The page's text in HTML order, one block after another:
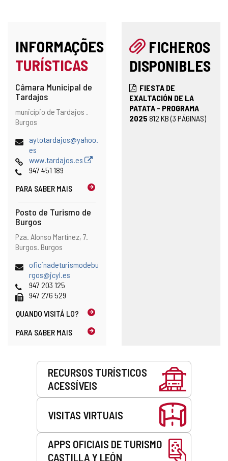
INFORMAÇÕES
TURÍSTICAS
Câmara Municipal de
Tardajos
Endereço
Endereço
postal
município de Tardajos .
Burgos
Endereço
email
aytotardajos@yahoo.
es
Pagina
web
www.tardajos.es
Telefones
947 451 189
PARA SABER MAIS
Posto de Turismo de
Burgos
Endereço
Endereço
postal
Pza. Alonso Martínez, 7.
Burgos. Burgos
Endereço
email
oficinadeturismodebu
rgos@jcyl.es
Telefones
947 203 125
Fax 947 276 529
QUANDO VISITÁ LO?
PARA SABER MAIS
FICHEROS
DISPONIBLES
FIESTA DE
EXALTACIÓN DE LA
PATATA - PROGRAMA
2025 812 KB(3 PÁGINAS)
RECURSOS TURÍSTICOS
ACESSÍVEIS
VISITAS VIRTUAIS
APPS OFICIAIS DE TURISMO
CASTILLA Y LEÓN